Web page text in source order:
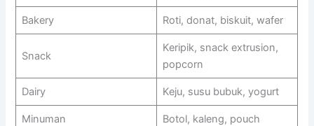
Bakery Roti, donat, biskuit, wafer
Snack
Keripik, snack extrusion,
popcorn
Dairy Keju, susu bubuk, yogurt
Minuman Botol, kaleng, pouch